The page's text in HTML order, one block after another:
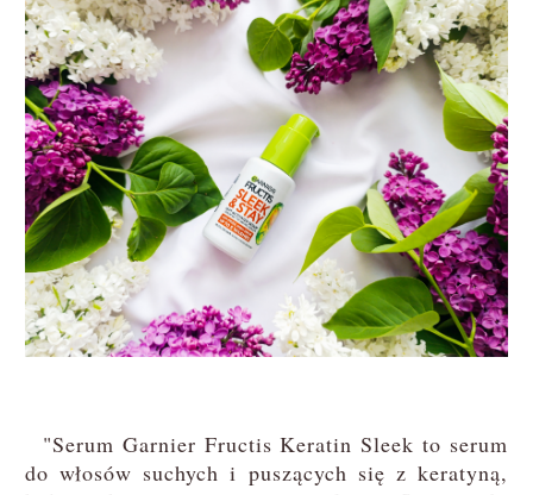
"Serum Garnier Fructis Keratin Sleek to serum
do włosów suchych i puszących się z keratyną,